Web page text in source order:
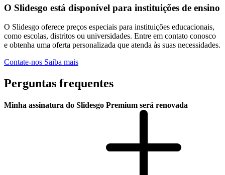
O Slidesgo está disponível para instituições de ensino
O Slidesgo oferece preços especiais para instituições educacionais,
como escolas, distritos ou universidades. Entre em contato conosco
e obtenha uma oferta personalizada que atenda às suas necessidades.
Contate-nos Saiba mais
Perguntas frequentes
Minha assinatura do Slidesgo Premium será renovada